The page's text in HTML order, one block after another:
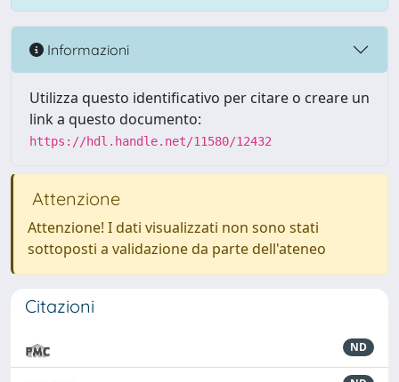
Informazioni
Utilizza questo identificativo per citare o creare un
link a questo documento:
https://hdl.handle.net/11580/12432
Attenzione
Attenzione! I dati visualizzati non sono stati
sottoposti a validazione da parte dell'ateneo
Citazioni
ND